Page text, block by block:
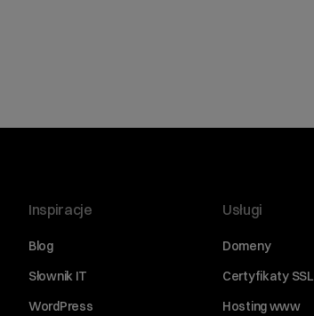
Inspiracje
Blog
Słownik IT
WordPress
Usługi
Domeny
Certyfikaty SSL
Hosting www